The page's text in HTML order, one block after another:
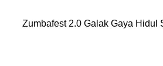
Zumbafest 2.0 Galak Gaya Hidul